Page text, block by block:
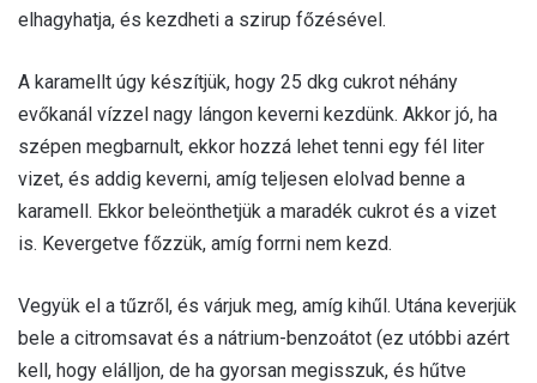
elhagyhatja, és kezdheti a szirup főzésével.
A karamellt úgy készítjük, hogy 25 dkg cukrot néhány
evőkanál vízzel nagy lángon keverni kezdünk. Akkor jó, ha
szépen megbarnult, ekkor hozzá lehet tenni egy fél liter
vizet, és addig keverni, amíg teljesen elolvad benne a
karamell. Ekkor beleönthetjük a maradék cukrot és a vizet
is. Kevergetve főzzük, amíg forrni nem kezd.
Vegyük el a tűzről, és várjuk meg, amíg kihűl. Utána keverjük
bele a citromsavat és a nátrium-benzoátot (ez utóbbi azért
kell, hogy elálljon, de ha gyorsan megisszuk, és hűtve